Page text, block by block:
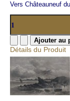
Vers Châteauneuf
Détails du Produit